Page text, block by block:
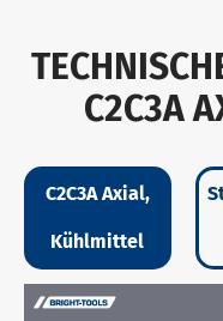
C2C3A
C2C3A Axial,
Kühlmittel